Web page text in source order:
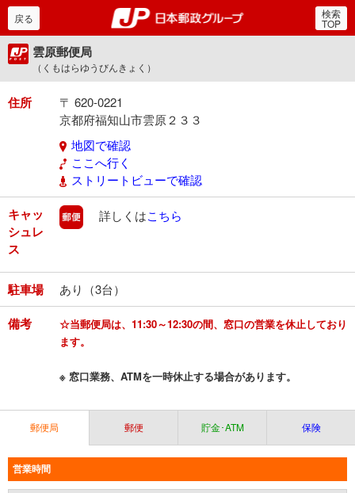
郵便局・日本郵政グルー
戻る 検索
TOP
雲原郵便局
（くもはらゆうびんきょく）
住所
〒 620-0221
京都府福知山市雲原２３３
地図で確認
ここへ行く
ストリートビューで確認
キャッ
シュレ
ス
郵便
詳しくはこちら
駐車場 あり（3台）
備考
☆当郵便局は、11:30～12:30の間、窓口の営業を休止しており
ます。
※ 窓口業務、ATMを一時休止する場合があります。
郵便局 郵便 貯金･ATM 保険
営業時間